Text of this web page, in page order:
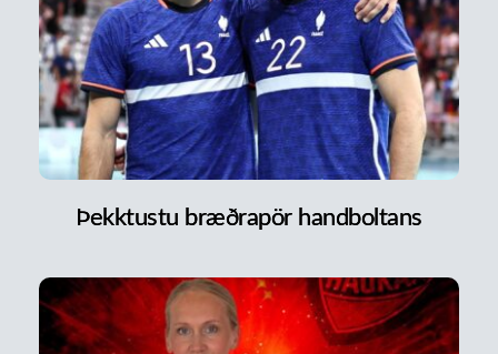
Þekktustu bræðrapör handboltans